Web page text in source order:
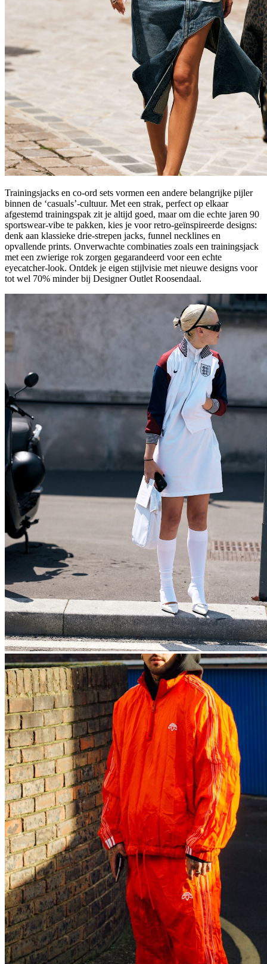
Trainingsjacks en co-ord sets vormen een andere belangrijke pijler
binnen de ‘casuals’-cultuur. Met een strak, perfect op elkaar
afgestemd trainingspak zit je altijd goed, maar om die echte jaren 90
sportswear-vibe te pakken, kies je voor retro-geïnspireerde designs:
denk aan klassieke drie-strepen jacks, funnel necklines en
opvallende prints. Onverwachte combinaties zoals een trainingsjack
met een zwierige rok zorgen gegarandeerd voor een echte
eyecatcher-look. Ontdek je eigen stijlvisie met nieuwe designs voor
tot wel 70% minder bij Designer Outlet Roosendaal.